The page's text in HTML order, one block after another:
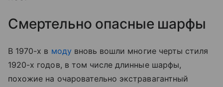
Смертельно опасные шарфы
В 1970-х в моду вновь вошли многие черты стиля
1920-х годов, в том числе длинные шарфы,
похожие на очаровательно экстравагантный